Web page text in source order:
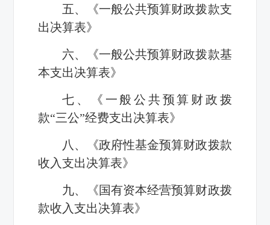
五、《一般公共预算财政拨款支
出决算表》
六、《一般公共预算财政拨款基
本支出决算表》
七、《一般公共预算财政拨
款“三公”经费支出决算表》
八、《政府性基金预算财政拨款
收入支出决算表》
九、《国有资本经营预算财政拨
款收入支出决算表》